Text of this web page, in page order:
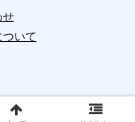
せ
いて
Rights Reserved.